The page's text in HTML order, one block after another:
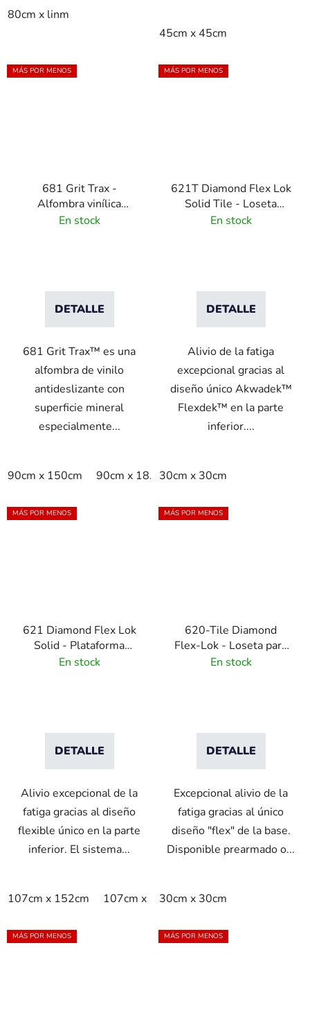
80cm x linm
45cm x 45cm
MÁS POR MENOS
681 Grit Trax -
Alfombra vinílica
antideslizante
En stock
DETALLE
681 Grit Trax™ es una
alfombra de vinilo
antideslizante con
superficie mineral
especialmente...
90cm x 150cm 90cm x 18.3m 90cm x linm
MÁS POR MENOS
621T Diamond Flex Lok
Solid Tile - Loseta
modular de PVC -
En stock
DETALLE
Alivio de la fatiga
excepcional gracias al
diseño único Akwadek™
Flexdek™ en la parte
inferior....
30cm x 30cm
MÁS POR MENOS
621 Diamond Flex Lok
Solid - Plataforma
modular PVC
En stock
DETALLE
Alivio excepcional de la
fatiga gracias al diseño
flexible único en la parte
inferior. El sistema...
107cm x 152cm 107cm x 183cm 76cm x 152cm
MÁS POR MENOS
620-Tile Diamond
Flex-Lok - Loseta para
plataforma modular
En stock
DETALLE
Excepcional alivio de la
fatiga gracias al único
diseño "flex" de la base.
Disponible prearmado o...
30cm x 30cm
MÁS POR MENOS MÁS POR MENOS